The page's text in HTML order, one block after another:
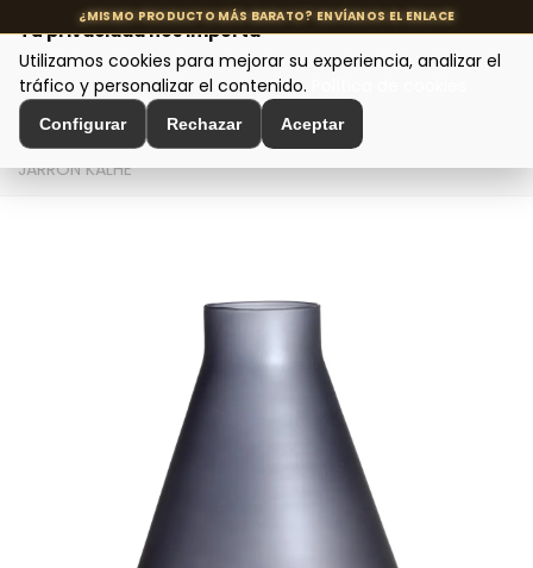
MENÚ
Inicio > Decoración de Interiores > Jarrones y Tibores
JARRÓN KALHE
Tu privacidad nos importa
Utilizamos cookies para mejorar su experiencia, analizar el
tráfico y personalizar el contenido.
Configurar Rechazar Aceptar